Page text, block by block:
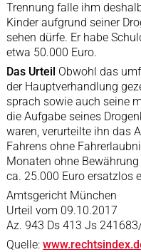
Trennung falle ihm
Kinder aufgrund seiner
sehen dürfe. Er habe
etwa 50.000 Euro.
Das Urteil Obwohl das
der Hauptverhandlung
sprach sowie auch seine
die Aufgabe seines
waren, verurteilte ihn das
Fahrens ohne
Monaten ohne
ca. 25.000 Euro ersatzlos
Amtsgericht München
Urteil vom 09.10.2017
Az. 943 Ds 413 Js
Quelle: